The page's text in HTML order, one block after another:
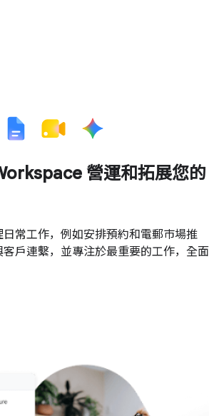
營運和拓展您的
常工作，例如安排預約和電郵市場推
戶連繫，並專注於最重要的工作，全面